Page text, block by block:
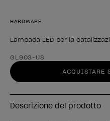
HARDWARE
Lampada LED per la
Forma del prodotto
GL903-US
ACQUISTARE
Descrizione del prodotto